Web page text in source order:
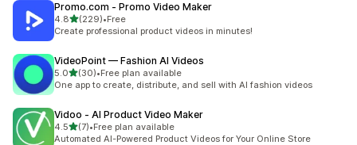
Promo.com ‑ Promo Video Maker
4.8별 5개 중
(229)
총 리뷰 229개
•Free
Create professional product videos in minutes!
VideoPoint — Fashion AI Videos
5.0별 5개 중
(30)
총 리뷰 30개
•Free plan available
One app to create, distribute, and sell with AI fashion videos
Vidoo ‑ AI Product Video Maker
4.5별 5개 중
(7)
총 리뷰 7개
•Free plan available
Automated AI-Powered Product Videos for Your Online Store